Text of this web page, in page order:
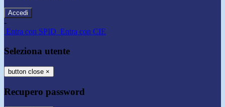
-
Entra con SPID Entra con CIE
Seleziona utente
button close ×
Recupero password